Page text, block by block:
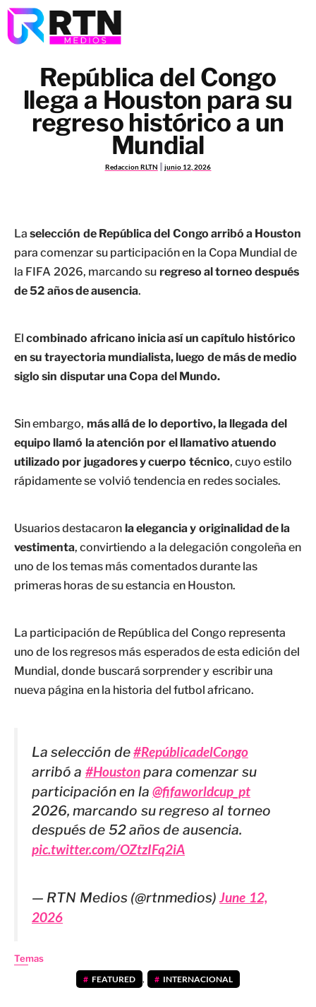
República del Congo
llega a Houston para su
regreso histórico a un
Mundial
Redaccion RLTN junio 12, 2026
Laselección de República del Congo arribó a Houston
para comenzar su participación en la Copa Mundial de
la FIFA 2026, marcando su regreso al torneo después
de 52 años de ausencia.
Elcombinado africano inicia así un capítulo histórico
en su trayectoria mundialista, luego de más de medio
siglo sin disputar una Copa del Mundo.
Sin embargo, más allá de lo deportivo, la llegada del
equipo llamó la atención por el llamativo atuendo
utilizado por jugadores y cuerpo técnico, cuyo estilo
rápidamente se volvió tendencia en redes sociales.
Usuarios destacaron la elegancia y originalidad de la
vestimenta, convirtiendo a la delegación congoleña en
uno de los temas más comentados durante las
primeras horas de su estancia en Houston.
La participación de República del Congo representa
uno de los regresos más esperados de esta edición del
Mundial, donde buscará sorprender y escribir una
nueva página en la historia del futbol africano.
La selección de#RepúblicadelCongo
arribó a #Houstonpara comenzar su
participación en la @fifaworldcup_pt
2026, marcando su regreso al torneo
después de 52 años de ausencia.
pic.twitter.com/OZtzIFq2iA
— RTN Medios (@rtnmedios)June 12,
2026
Temas
FEATURED , INTERNACIONAL